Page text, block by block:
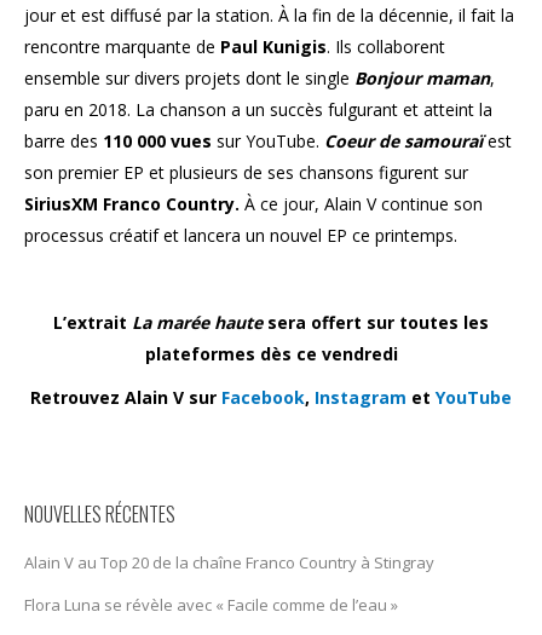
jour et est diffusé par la station. À la fin de la décennie, il fait la
rencontre marquante de Paul Kunigis. Ils collaborent
ensemble sur divers projets dont le single Bonjour maman,
paru en 2018. La chanson a un succès fulgurant et atteint la
barre des 110 000 vues sur YouTube. Coeur de samouraï est
son premier EP et plusieurs de ses chansons figurent sur
SiriusXM Franco Country. À ce jour, Alain V continue son
processus créatif et lancera un nouvel EP ce printemps.
L’extrait La marée hautesera offert sur toutes les
plateformes dès ce vendredi
Retrouvez Alain V sur Facebook, Instagram et YouTube
NOUVELLES RÉCENTES
Alain V au Top 20 de la chaîne Franco Country à Stingray
Flora Luna se révèle avec « Facile comme de l’eau »